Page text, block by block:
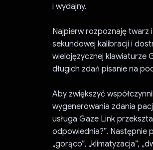
i wydajny.
Najpierw rozpoznaję twarz
sekundowej kalibracji i
wielojęzycznej klawiaturze
długich zdań pisanie na
Aby zwiększyć
wygenerowania zdania
usługa Gaze Link
odpowiednia?”. Następnie
„gorąco”, „klimatyzacja”,